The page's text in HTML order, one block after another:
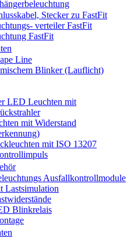
Stecker zu FastFit
verteiler FastFit
FastFit
Line
Blinker (Lauflicht)
LED Leuchten mit
mit Widerstand
mit ISO 13207
Ausfallkontrollmodule
Lastsimulation
Blinkrelais